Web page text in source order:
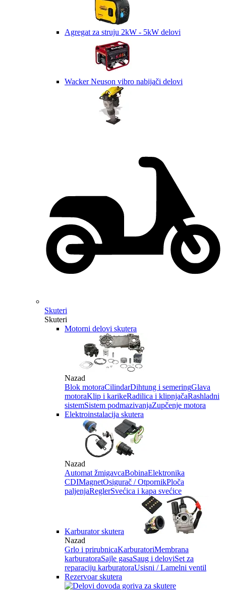
Agregat za struju 2kW - 5kW delovi
Wacker Neuson vibro nabijači delovi
Skuteri
Skuteri
Motorni delovi skutera
Nazad
Blok motoraCilindarDihtung i semeringGlava
motoraKlip i karikeRadilica i klipnjačaRashladni
sistemSistem podmazivanjaZupčenje motora
Elektroinstalacija skutera
Nazad
Automat žmigavcaBobinaElektronika
CDIMagnetOsigurač / OtpornikPloča
paljenjaReglerSvećica i kapa svećice
Karburator skutera
Nazad
Grlo i prirubnicaKarburatoriMembrana
karburatoraSajle gasaSaug i deloviSet za
reparaciju karburatoraUsisni / Lamelni ventil
Rezervoar skutera